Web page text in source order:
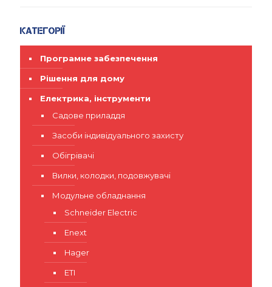
Категорії
Програмне забезпечення
Рішення для дому
Електрика, інструменти
Садове приладдя
Засоби індивідуального захисту
Обігрівачі
Вилки, колодки, подовжувачі
Модульне обладнання
Schneider Electric
Enext
Hager
ETI